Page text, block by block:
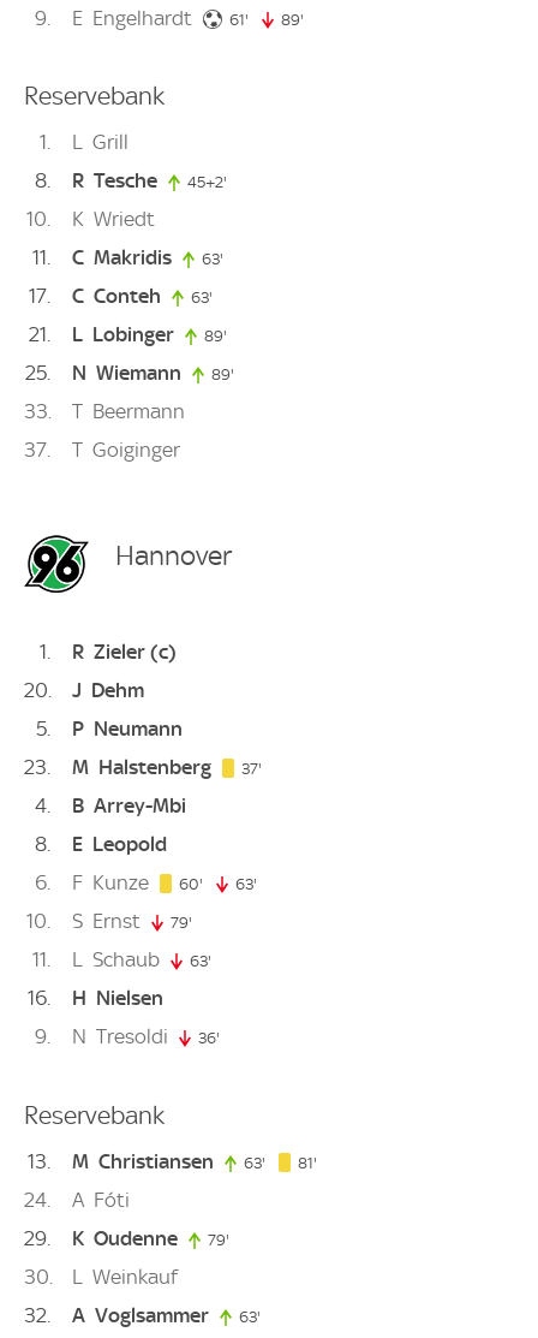
9 E Engelhardt 61' 61. minute
89'
Reservebank
1 L
Grill
8
R Tesche 45+2'
10 K Wriedt
11
C Makridis 63'
17 C Conteh 63'
21 L Lobinger 89'
25 N Wiemann 89'
33 T Beermann
37
T Goiginger
Hannover
1 R Zieler (c)
20
J Dehm
5
P Neumann
23
M Halstenberg 37'
4 B Arrey-Mbi
8
E Leopold
6
F Kunze 60' 60. minute
63'
10 S Ernst 79'
11 L Schaub 63'
16 H Nielsen
9
N Tresoldi 36'
Reservebank
13 M Christiansen 63' 63. minute
81'
24 A Fóti
29
K Oudenne 79'
30 L
Weinkauf
32
A Voglsammer 63'